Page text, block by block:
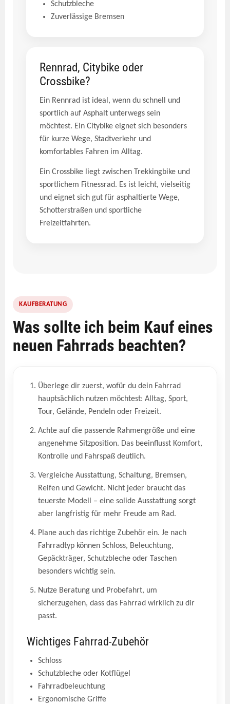
Schutzbleche
Zuverlässige Bremsen
Rennrad, Citybike oder
Crossbike?
Ein Rennrad ist ideal, wenn du schnell und
sportlich auf Asphalt unterwegs sein
möchtest. Ein Citybike eignet sich besonders
für kurze Wege, Stadtverkehr und
komfortables Fahren im Alltag.
Ein Crossbike liegt zwischen Trekkingbike und
sportlichem Fitnessrad. Es ist leicht, vielseitig
und eignet sich gut für asphaltierte Wege,
Schotterstraßen und sportliche
Freizeitfahrten.
KAUFBERATUNG
Was sollte ich beim Kauf eines
neuen Fahrrads beachten?
Überlege dir zuerst, wofür du dein Fahrrad
hauptsächlich nutzen möchtest: Alltag, Sport,
Tour, Gelände, Pendeln oder Freizeit.
Achte auf die passende Rahmengröße und eine
angenehme Sitzposition. Das beeinflusst Komfort,
Kontrolle und Fahrspaß deutlich.
Vergleiche Ausstattung, Schaltung, Bremsen,
Reifen und Gewicht. Nicht jeder braucht das
teuerste Modell – eine solide Ausstattung sorgt
aber langfristig für mehr Freude am Rad.
Plane auch das richtige Zubehör ein. Je nach
Fahrradtyp können Schloss, Beleuchtung,
Gepäckträger, Schutzbleche oder Taschen
besonders wichtig sein.
Nutze Beratung und Probefahrt, um
sicherzugehen, dass das Fahrrad wirklich zu dir
passt.
Wichtiges Fahrrad-Zubehör
Schloss
Schutzbleche oder Kotflügel
Fahrradbeleuchtung
Ergonomische Griffe